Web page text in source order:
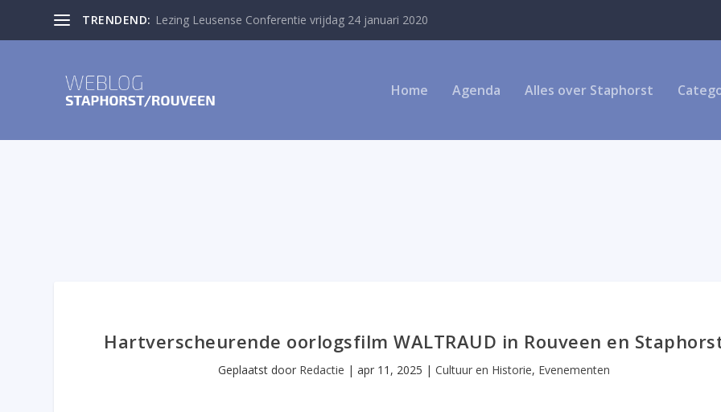
TRENDEND: Lezing Leusense Conferentie vrijdag 24 januari 2020
Home Agenda Alles over Staphorst
Hartverscheurende oorlogsfilm WALTRAUD in Rouveen en
Geplaatst door Redactie |apr 11, 2025 |Cultuur en Historie, Evenementen